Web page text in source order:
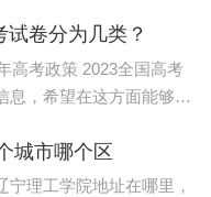
卷分为几类？
高考政策 2023全国高考
息，希望在这方面能够更
定的高考命题规范系统
城市哪个区
宁理工学院地址在哪里，